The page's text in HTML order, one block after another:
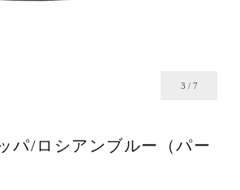
4 / 7
パ/ロシアンブルー（パー